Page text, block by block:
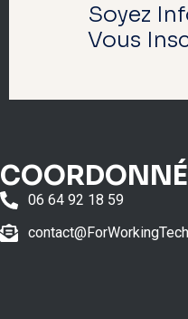
Soyez
Vous
06 64 92 18 59